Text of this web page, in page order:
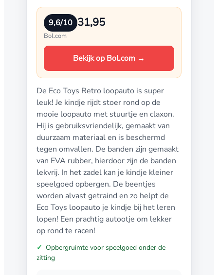
9,6/10 31,95
Bol.com
Bekijk op Bol.com →
De Eco Toys Retro loopauto is super
leuk! Je kindje rijdt stoer rond op de
mooie loopauto met stuurtje en claxon.
Hij is gebruiksvriendelijk, gemaakt van
duurzaam materiaal en is beschermd
tegen omvallen. De banden zijn gemaakt
van EVA rubber, hierdoor zijn de banden
lekvrij. In het zadel kan je kindje kleiner
speelgoed opbergen. De beentjes
worden alvast getraind en zo helpt de
Eco Toys loopauto je kindje bij het leren
lopen! Een prachtig autootje om lekker
op rond te racen!
Opbergruimte voor speelgoed onder de
zitting